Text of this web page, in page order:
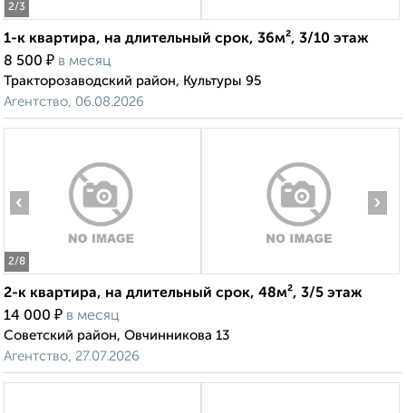
2/3
1-к квартира, на длительный срок, 36м², 3/10 этаж
8 500 ₽ в месяц
Тракторозаводский район, Культуры 95
Агентство, 06.08.2026
2/8
‹ ›
2-к квартира, на длительный срок, 48м², 3/5 этаж
14 000 ₽ в месяц
Советский район, Овчинникова 13
Агентство, 27.07.2026